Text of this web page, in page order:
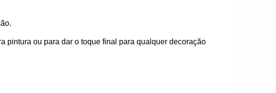
pintura ou para dar o toque final para qualquer decoração